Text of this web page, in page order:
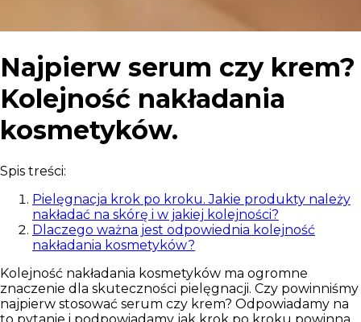
Najpierw serum czy krem?
Kolejność nakładania
kosmetyków.
Spis treści:
Pielęgnacja krok po kroku. Jakie produkty należy
nakładać na skórę i w jakiej kolejności?
Dlaczego ważna jest odpowiednia kolejność
nakładania kosmetyków?
Kolejność nakładania kosmetyków ma ogromne
znaczenie dla skuteczności pielęgnacji. Czy powinniśmy
najpierw stosować serum czy krem? Odpowiadamy na